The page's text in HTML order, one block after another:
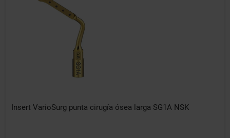
Insert VarioSurg punta cirugía ósea larga SG1A NSK